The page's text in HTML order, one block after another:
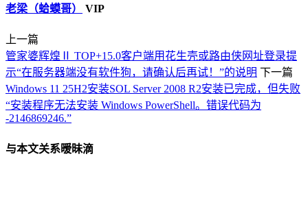
老梁（蛤蟆哥） VIP
上一篇
管家婆辉煌Ⅱ TOP+15.0客户端用花生壳或路由侠网址登录提
示“在服务器端没有软件狗，请确认后再试！”的说明 下一篇
Windows 11 25H2安装SOL Server 2008 R2安装已完成，但失败
“安装程序无法安装 Windows PowerShell。错误代码为
-2146869246.”
与本文关系暧昧滴